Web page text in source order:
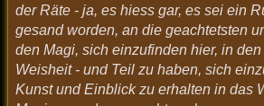
der Räte - ja, es hiess gar, es sei ein
gesand worden, an die geachtetsten
den Magi, sich einzufinden hier, in
Weisheit - und Teil zu haben, sich
Kunst und Einblick zu erhalten in das